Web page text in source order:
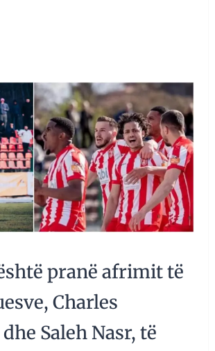
pranë afrimit të
Charles
Saleh Nasr, të